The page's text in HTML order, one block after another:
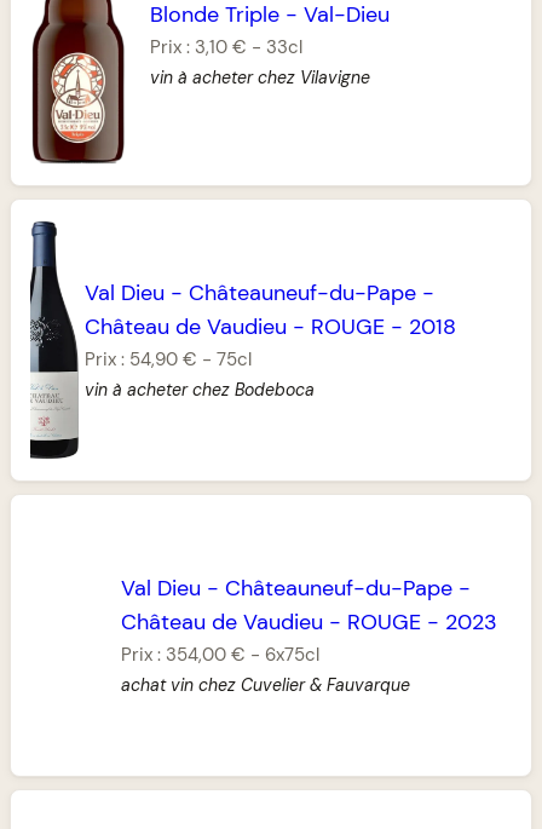
Blonde Triple -Val-Dieu
Prix : 3,10 € - 33cl
vin à acheter chez Vilavigne
Val Dieu - Châteauneuf-du-Pape -
Château de Vaudieu - ROUGE - 2018
Prix : 54,90 € -75cl
vin à acheter chez Bodeboca
Val Dieu - Châteauneuf-du-Pape-
Château de Vaudieu - ROUGE- 2023
Prix : 354,00 € - 6x75cl
achat vin chez Cuvelier & Fauvarque